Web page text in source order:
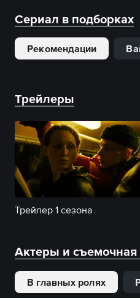
Сериал в подборках
Рекомендации
Трейлеры
Трейлер 1 сезона
Актеры и съемочная
В главных ролях